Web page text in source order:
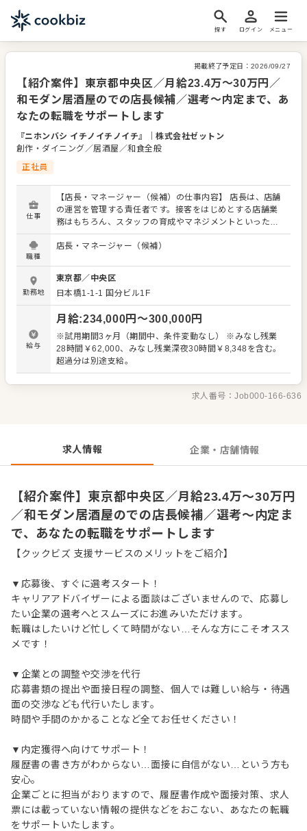
探す ログイン メニュー
掲載終了予定日： 2026/09/27
【紹介案件】東京都中央区／月給23.4万～30万円／
和モダン居酒屋のでの店長候補／選考～内定まで、あ
なたの転職をサポートします
『ニホンバシ イチノイチノイチ』 ｜株式会社ゼットン
創作・ダイニング／居酒屋／和食全般
正社員
仕事
【店長・マネージャー（候補）の仕事内容】 店長は、店舗
の運営を管理する責任者です。接客をはじめとする店舗業
務はもちろん、スタッフの育成やマネジメントといった重
要な役割を担います。メインとなるのは、販促イベントや
キャンペーンの企画なども含め、売上に繋げていくことで
あなたならではのアイデアを積極的に発信してください。
【具体的には…】 ・ホール、キッチンの全体管理 ・予約管
理、電話対応 ・接客、サービス全般 ・売上管理、在庫管理
・スタッフの育成やマネジメント、シフト管理 など 入社
後はスキルに合わせた業務からお任せしますので、徐々に
仕事の幅を広げていきましょう。成長をしっかりサポート
しますので、経験に関わらず安心してスタートできる環境
です。 ゆくゆくはさらにステップアップなどめざせます。
職種
店長・マネージャー（候補）
勤務地
東京都／ 中央区
日本橋1-1-1 国分ビル1F
給与
月給:234,000円〜300,000円
※試用期間3ヶ月（期間中、条件変動なし） ※みなし残業
28時間￥62,000、みなし残業深夜30時間￥8,348を含む。
超過分は別途支給。
求人番号：Job000-166-636
求人情報 企業・店舗情報
【紹介案件】東京都中央区／月給23.4万～30万円
／和モダン居酒屋のでの店長候補／選考～内定ま
で、あなたの転職をサポートします
【クックビズ 支援サービスのメリットをご紹介】
▼応募後、すぐに選考スタート！
キャリアアドバイザーによる面談はございませんので、応募し
たい企業の選考へとスムーズにお進みいただけます。
転職はしたいけど忙しくて時間がない…そんな方にこそオスス
メです！
▼企業との調整や交渉を代行
応募書類の提出や面接日程の調整、個人では難しい給与・待遇
面の交渉なども代行いたします。
時間や手間のかかることなど全てお任せください！
▼内定獲得へ向けてサポート！
履歴書の書き方がわからない…面接に自信がない…という方も
安心。
企業ごとに担当がおりますので、履歴書作成や面接対策、求人
票には載っていない情報の提供などをおこない、あなたの転職
をサポートいたします。